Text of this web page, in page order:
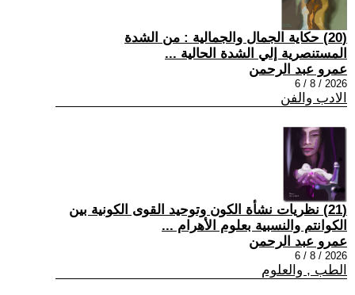
(20) حكاية الجمال والجمالية : من الشدة
المستنصرية إلي الشدة الحالية ...
عمرو عبد الرحمن
2026 / 8 / 6
الادب والفن
(21) نظريات نشأة الكون وتوحيد القوى الكونية بين
الكوانتم والنسبية بعلوم الأهرام ...
عمرو عبد الرحمن
2026 / 8 / 6
الطب , والعلوم